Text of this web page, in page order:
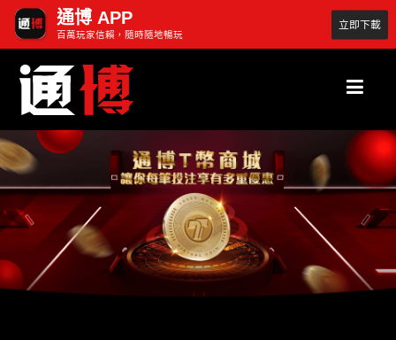
通博 APP
百萬玩家信賴，隨時隨地暢玩
立即下載